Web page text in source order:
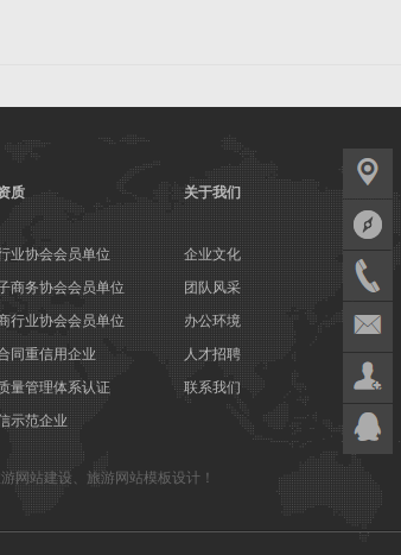
质
业协会会员单位
商务协会会员单位
行业协会会员单位
同重信用企业
量管理体系认证
示范企业
关于我们
企业文化
团队风采
办公环境
人才招聘
联系我们
网站建设 旅游网站模板设计 ！